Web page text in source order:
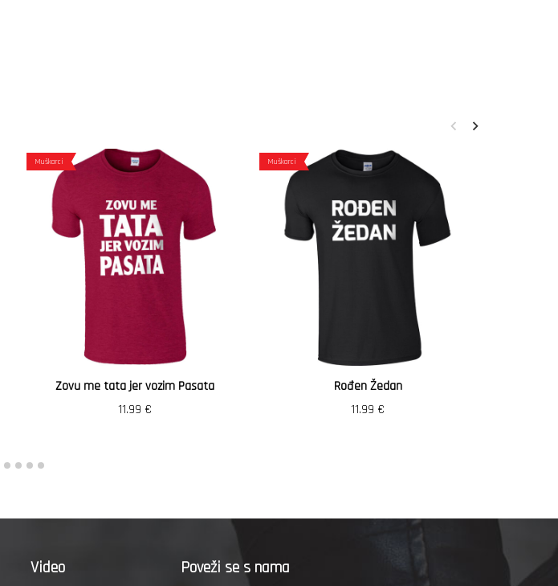
Muškarci
Zovu me tata jer vozim Pasata
11.99 €
Muškarci
Rođen Žedan
11.99 €
Video Poveži se s nama